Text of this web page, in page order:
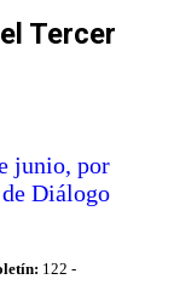
Tercer
junio, por
Diálogo
122 -